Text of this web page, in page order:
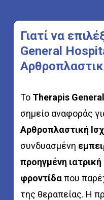
Γιατί να
General
Το Therapis
σημείο αναφοράς
Αρθροπλαστική
συνδυασμένη
προηγμένη
φροντίδαπου
της θεραπείας. Η